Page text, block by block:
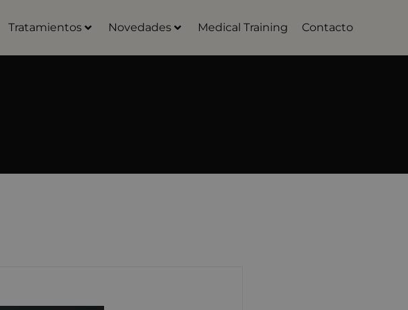
Tratamientos Novedades Medical Training Contacto